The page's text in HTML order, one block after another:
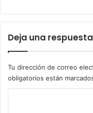
Deja una respuesta
Tu dirección de correo
obligatorios están